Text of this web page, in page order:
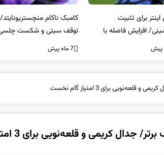
برای تثبیت
افزایش فاصله با
کامبک ناکام منچستریونایتد/
توقف سیتی و شکست چلسی
7 ماه پیش
برای 3 امتیاز گام نخست
کریمی و قلعه‌نویی برای 3 امتیاز گام نخست